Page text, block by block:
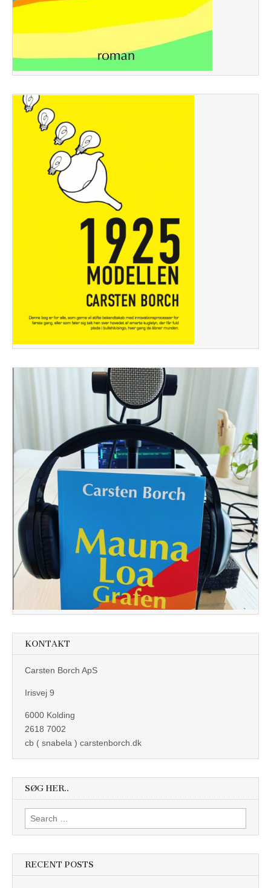
KONTAKT
Carsten Borch ApS
Irisvej 9
6000 Kolding
2618 7002
cb ( snabela ) carstenborch.dk
SØG HER..
Search
for:
RECENT POSTS